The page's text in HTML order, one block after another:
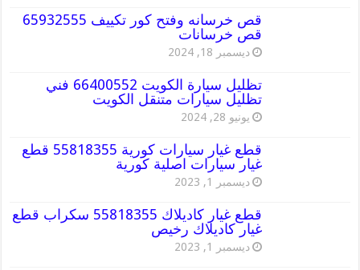
قص خرسانه وفتح كور تكييف 65932555
قص خرسانات
ديسمبر 18, 2024
تظليل سيارة الكويت 66400552 فني
تظليل سيارات متنقل الكويت
يونيو 28, 2024
قطع غيار سيارات كورية 55818355 قطع
غيار سيارات اصلية كورية
ديسمبر 1, 2023
قطع غيار كاديلاك 55818355 سكراب قطع
غيار كاديلاك رخيص
ديسمبر 1, 2023